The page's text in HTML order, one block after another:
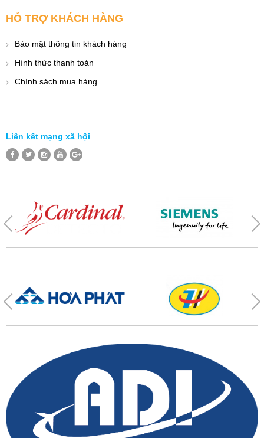
HỖ TRỢ KHÁCH HÀNG
Bảo mật thông tin khách hàng
Hình thức thanh toán
Chính sách mua hàng
Liên kết mạng xã hội